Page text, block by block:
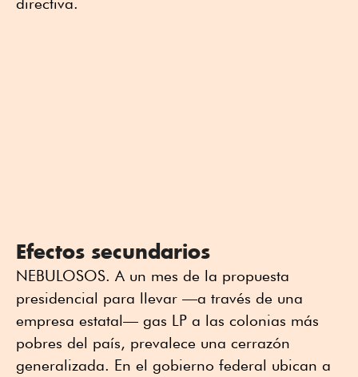
Efectos secundarios
NEBULOSOS. A un mes de la propuesta
presidencial para llevar —a través de una
empresa estatal— gas LP a las colonias más
pobres del país, prevalece una cerrazón
generalizada. En el gobierno federal ubican a